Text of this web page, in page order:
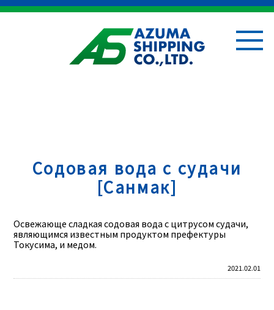
Содовая вода с судачи
[Санмак]
Освежающе сладкая содовая вода с цитрусом судачи,
являющимся известным продуктом префектуры
Токусима, и медом.
2021.02.01